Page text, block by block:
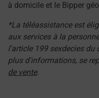
à domicile et le Bipper
*La téléassistance est
aux services à la
l'article 199 sexdecies du
plus d'informations, se
de vente.